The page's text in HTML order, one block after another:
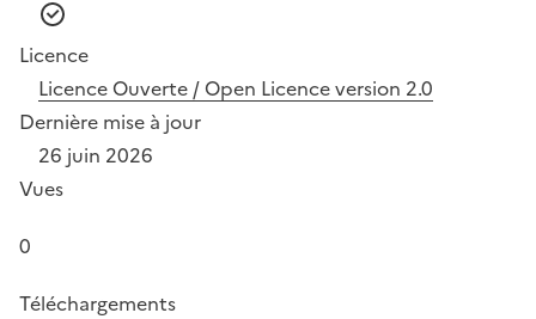
Licence
Licence Ouverte / Open Licence version 2.0
Dernière mise à jour
26 juin 2026
Vues
0
Téléchargements